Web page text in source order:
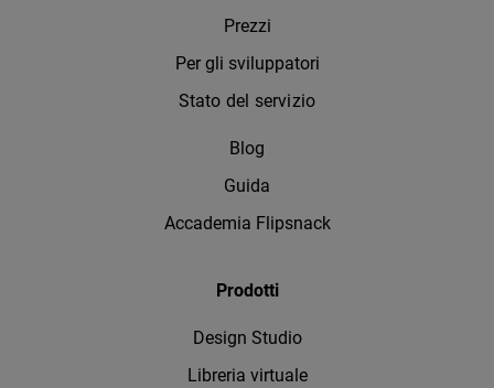
Prezzi
Per gli sviluppatori
Stato del servizio
Blog
Guida
Accademia Flipsnack
Prodotti
Design Studio
Libreria virtuale